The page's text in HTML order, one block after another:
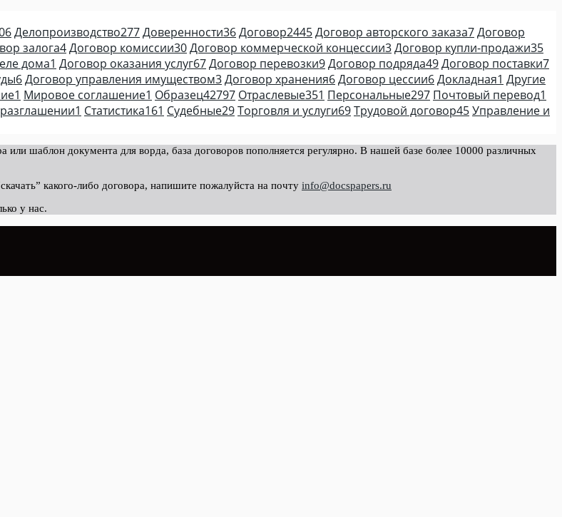
Делопроизводство277Доверенности36Договор2445Договор авторского заказа7Договор
залога4Договор комиссии30Договор коммерческой концессии3Договор купли-продажи35
дома1 Договор оказания услуг67Договор перевозки9Договор подряда49Договор поставки7
6Договор управления имуществом3Договор хранения6Договор цессии6Докладная1 Другие
1 Мировое соглашение1 Образец42797 Отраслевые351 Персональные297 Почтовый перевод1
1 Статистика161 Судебные29Торговля и услуги69Трудовой договор45Управление и
шаблон документа для ворда, база договоров пополняется регулярно. В нашей базе более 10000 различных
какого-либо договора, напишите пожалуйста на почту info@docspapers.ru
у нас.